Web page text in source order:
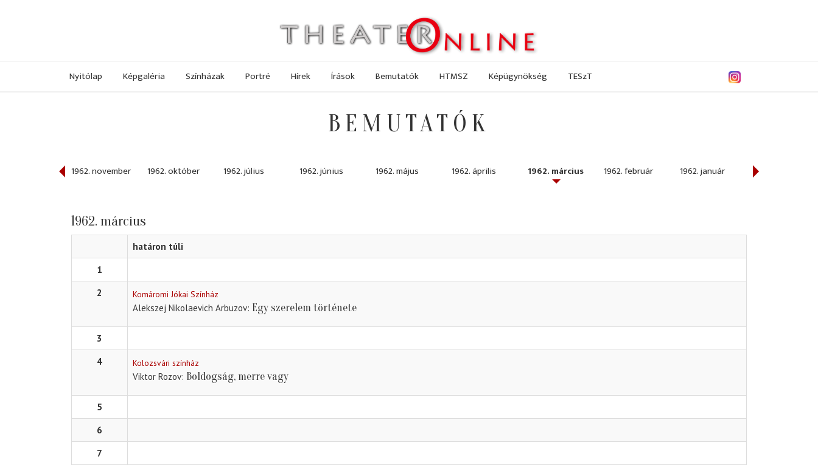
Nyitólap Képgaléria Színházak Portré Hírek Írások Bemutatók HTMSZ Képügynökség TESzT
BEMUTATÓK
1962. november 1962. október 1962. július 1962. június 1962. május 1962. április 1962. március 1962. február 1962. január 1961. december
1962. március
határon túli
1
2
Komáromi Jókai Színház
Alekszej Nikolaevich Arbuzov Egy szerelem története
3
4
Kolozsvári színház
Viktor Rozov Boldogság, merre vagy
5
6
7